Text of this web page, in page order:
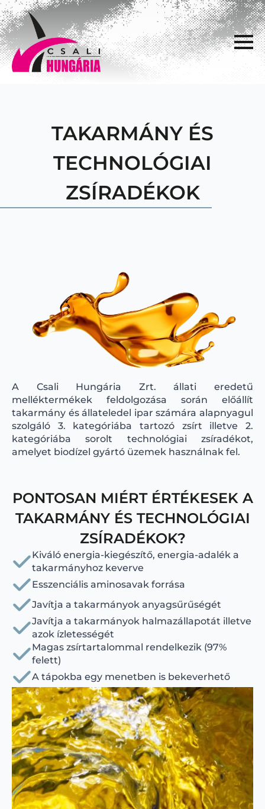
TAKARMÁNY ÉS
TECHNOLÓGIAI
ZSÍRADÉKOK
A Csali Hungária Zrt. állati eredetű
melléktermékek feldolgozása során előállít
takarmány és állateledel ipar számára alapnyagul
szolgáló 3. kategóriába tartozó zsírt illetve 2.
kategóriába sorolt technológiai zsíradékot,
amelyet biodízel gyártó üzemek használnak fel.
PONTOSAN MIÉRT ÉRTÉKESEK A
TAKARMÁNY ÉS TECHNOLÓGIAI
ZSÍRADÉKOK?
Kiváló energia-kiegészítő, energia-adalék a
takarmányhoz keverve
Esszenciális aminosavak forrása
Javítja a takarmányok anyagsűrűségét
Javítja a takarmányok halmazállapotát illetve
azok ízletességét
Magas zsírtartalommal rendelkezik (97%
felett)
A tápokba egy menetben is bekeverhető